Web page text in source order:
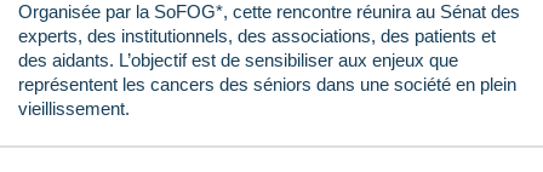
Organisée par la SoFOG*, cette rencontre réunira au Sénat des
experts, des institutionnels, des associations, des patients et
des aidants. L’objectif est de sensibiliser aux enjeux que
représentent les cancers des séniors dans une société en plein
vieillissement.